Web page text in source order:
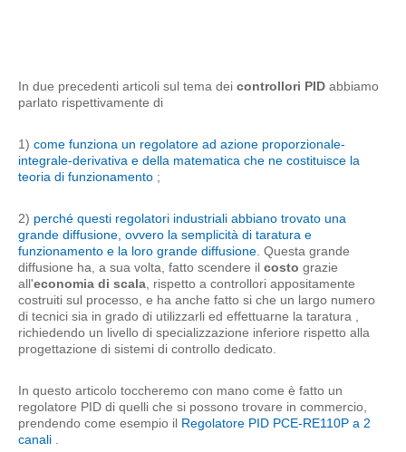
In due precedenti articoli sul tema dei controllori PID abbiamo
parlato rispettivamente di
1) come funziona un regolatore ad azione proporzionale-
integrale-derivativa e della matematica che ne costituisce la
teoria di funzionamento ;
2) perché questi regolatori industriali abbiano trovato una
grande diffusione, ovvero la semplicità di taratura e
funzionamento e la loro grande diffusione . Questa grande
diffusione ha, a sua volta, fatto scendere il costo grazie
all'economia di scala , rispetto a controllori appositamente
costruiti sul processo, e ha anche fatto si che un largo numero
di tecnici sia in grado di utilizzarli ed effettuarne la taratura ,
richiedendo un livello di specializzazione inferiore rispetto alla
progettazione di sistemi di controllo dedicato.
In questo articolo toccheremo con mano come è fatto un
regolatore PID di quelli che si possono trovare in commercio,
prendendo come esempio il Regolatore PID PCE-RE110P a 2
canali